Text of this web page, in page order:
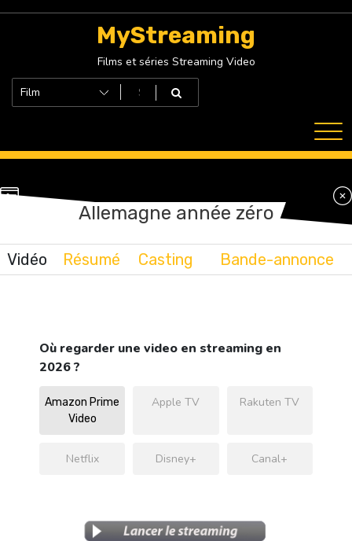
MyStreaming
Films et séries Streaming Video
Allemagne année zéro
Vidéo Résumé Casting Bande-annonce
Où regarder une video en streaming en
2026 ?
Amazon Prime
Video
Apple TV Rakuten TV
Netflix Disney+ Canal+